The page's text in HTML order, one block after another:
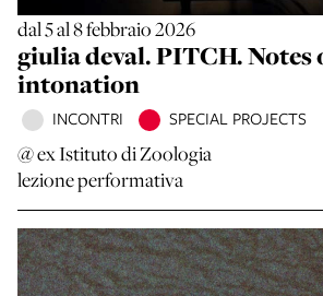
dal 5 al 8 febbraio 2026
giulia deval. PITCH. Notes
intonation
INCONTRI SPECIAL PROJECTS
@ ex Istituto di Zoologia
lezione performativa